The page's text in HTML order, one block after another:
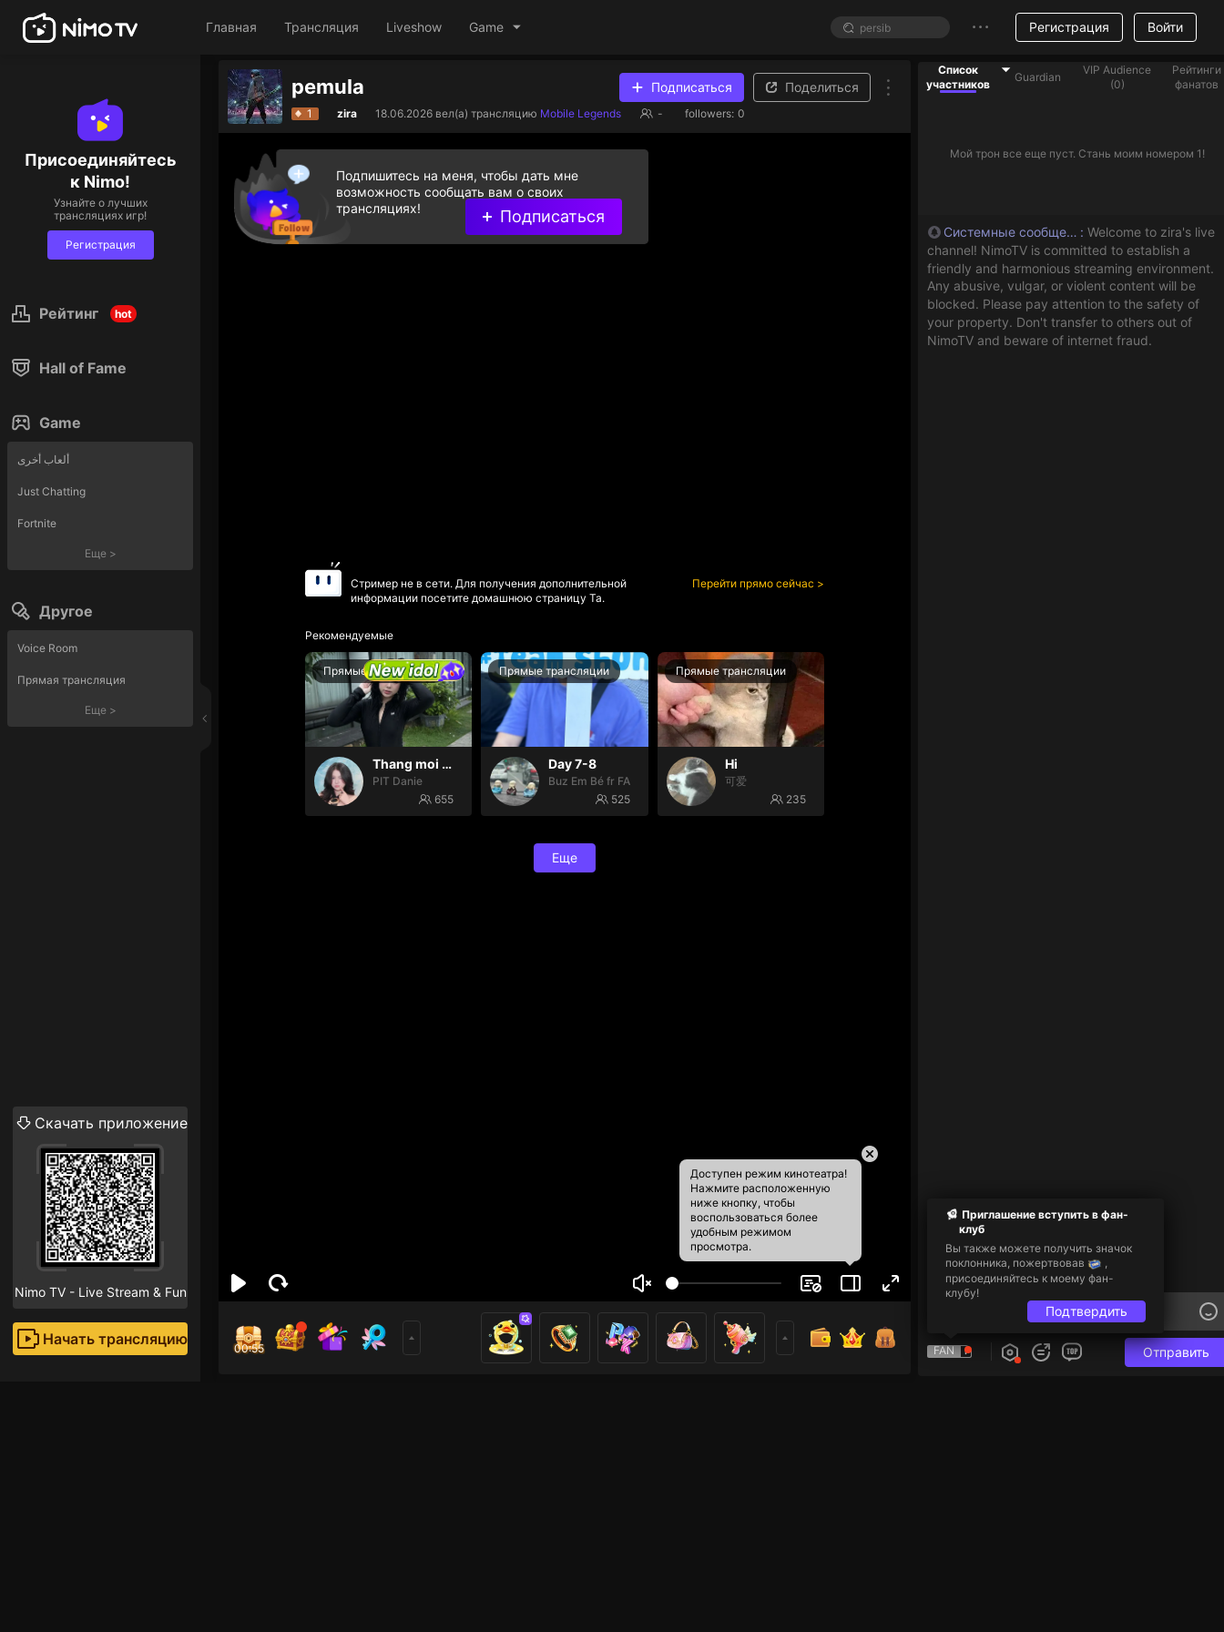
Главная Трансляция Liveshow Game Регистрация Войти
Присоединяйтесь
к Nimo!
Узнайте о лучших
трансляциях игр!
Регистрация
Рейтинг hot
Hall of Fame
Game
ألعاب أخرى
Just Chatting
Fortnite
Еще>
Другое
Voice Room
Прямая трансляция
Еще>
Скачать приложение
Nimo TV - Live Stream & Fun
Начать трансляцию
pemula Подписаться Поделиться
1 zira 18.06.2026 вел(а) трансляцию Mobile Legends - followers: 0
Доступен режим кинотеатра!
Нажмите расположенную
ниже кнопку, чтобы
воспользоваться более
удобным режимом
просмотра.
Стример не в сети. Для получения дополнительной
информации посетите домашнюю страницу Та.
Перейти прямо сейчас
Рекомендуемые
Прямые трансляции
Thang moi dom dom
PIT Danie
655
Прямые трансляции
Day 7-8
Buz Em Bé fr FAIRIES
525
Прямые трансляции
Hi
可爱
235
Еще
00:55
Подпишитесь на меня, чтобы дать мне
возможность сообщать вам о своих
трансляциях!
Подписаться
Список
участников
Guardian
VIP Audience
(0)
Рейтинги
фанатов
Мой трон все еще пуст. Стань моим номером 1!
: Welcome to zira's live
channel! NimoTV is committed to establish a
friendly and harmonious streaming environment.
Any abusive, vulgar, or violent content will be
blocked. Please pay attention to the safety of
your property. Don't transfer to others out of
NimoTV and beware of internet fraud.
FAN Отправить
Приглашение вступить в фан-
клуб
Вы также можете получить значок
поклонника, пожертвовав
присоединяйтесь к моему фан-
клубу!
Подтвердить